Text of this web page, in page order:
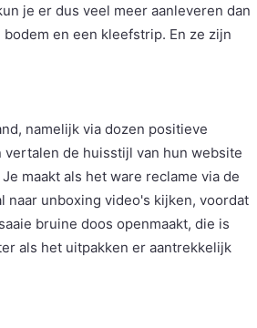
je er dus veel meer aanleveren dan
en een kleefstrip. En ze zijn
namelijk via dozen positieve
de huisstijl van hun website
maakt als het ware reclame via de
naar unboxing video's kijken, voordat
bruine doos openmaakt, die is
als het uitpakken er aantrekkelijk